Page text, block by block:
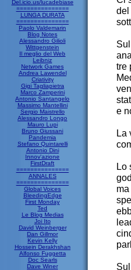
Del.icio.us/lucadebiase
===============
LUNGA DURATA
===============
Paolo Valdemarin
Blog Notes
Alessandro Gilioli
Wittgenstein
Il meglio del Web
Leibniz
Network Games
Andrea Lawendel
Criativity
Gigi Tagliapietra
Marco Zamperini
Antonio Santangelo
Massimo Mantellini
Sergio Maistrello
Alessandro Longo
Mauro Lupi
Bruno Giussani
Pandemia
Stefano Quintarelli
Antonio Dini
Innov'azione
FirstDraft
===============
ANNALES
===============
Global Voices
BleedingEdge
First Monday
Ted
Le Blog Medias
Joi Ito
David Weinberger
Dan Gillmor
Kevin Kelly
Hossein Derakhshan
Alfonso Fuggetta
Doc Searls
Dave Winer
del
tre
e
La
Lo